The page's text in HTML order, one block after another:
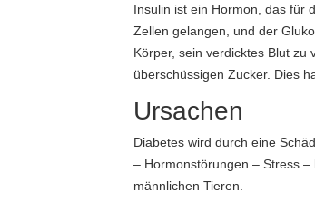
Insulin ist ein Hormon, das für
Zellen gelangen, und der
Körper, sein verdicktes Blut
überschüssigen Zucker. Dies
Ursachen
Diabetes wird durch eine
– Hormonstörungen – Stress
männlichen Tieren.